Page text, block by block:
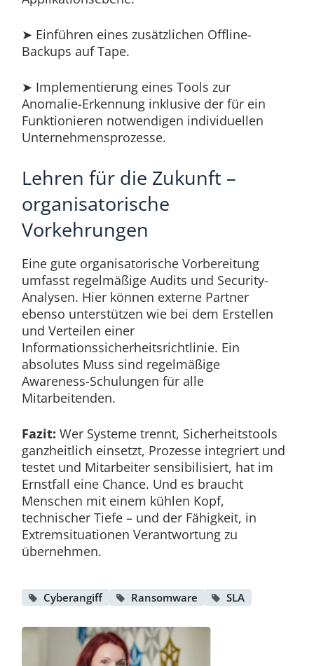
➤ Einführen eines zusätzlichen Offline-
Backups auf Tape.
➤ Implementierung eines Tools zur
Anomalie-Erkennung inklusive der für ein
Funktionieren notwendigen individuellen
Unternehmensprozesse.
Lehren für die Zukunft –
organisatorische
Vorkehrungen
Eine gute organisatorische Vorbereitung
umfasst regelmäßige Audits und Security-
Analysen. Hier können externe Partner
ebenso unterstützen wie bei dem Erstellen
und Verteilen einer
Informationssicherheitsrichtlinie. Ein
absolutes Muss sind regelmäßige
Awareness-Schulungen für alle
Mitarbeitenden.
Fazit: Wer Systeme trennt, Sicherheitstools
ganzheitlich einsetzt, Prozesse integriert und
testet und Mitarbeiter sensibilisiert, hat im
Ernstfall eine Chance. Und es braucht
Menschen mit einem kühlen Kopf,
technischer Tiefe – und der Fähigkeit, in
Extremsituationen Verantwortung zu
übernehmen.
Cyberangiff Ransomware SLA